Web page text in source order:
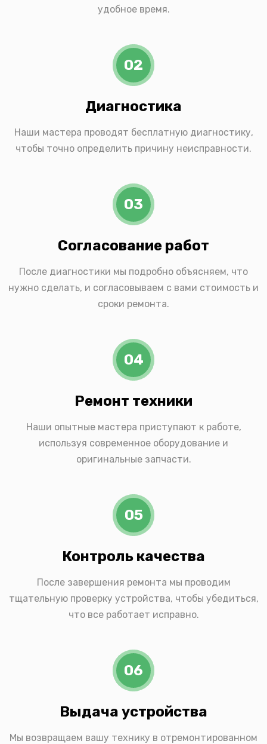
удобное время.
02
Диагностика
Наши мастера проводят бесплатную диагностику,
чтобы точно определить причину неисправности.
03
Согласование работ
После диагностики мы подробно объясняем, что
нужно сделать, и согласовываем с вами стоимость и
сроки ремонта.
04
Ремонт техники
Наши опытные мастера приступают к работе,
используя современное оборудование и
оригинальные запчасти.
05
Контроль качества
После завершения ремонта мы проводим
тщательную проверку устройства, чтобы убедиться,
что все работает исправно.
06
Выдача устройства
Мы возвращаем вашу технику в отремонтированном